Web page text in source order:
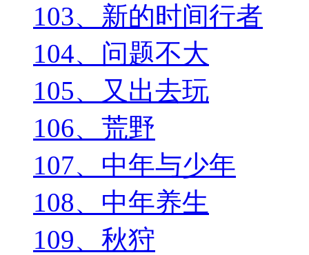
103、新的时间行者
104、问题不大
105、又出去玩
106、荒野
107、中年与少年
108、中年养生
109、秋狩